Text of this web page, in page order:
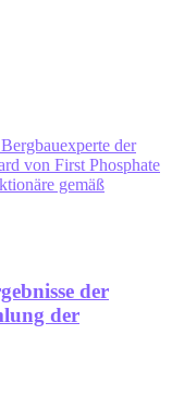
der
von First Phosphate
gemäß
der
der